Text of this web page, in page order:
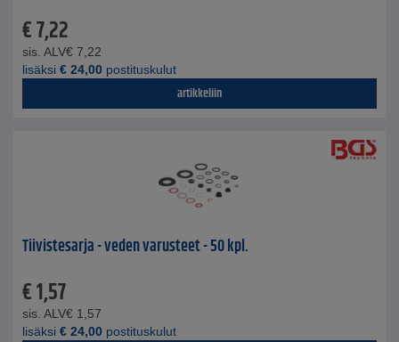
€7,22
sis. ALV€ 7,22
lisäksi € 24,00 postituskulut
artikkeliin
Tiivistesarja - veden varusteet - 50 kpl.
€1,57
sis. ALV€ 1,57
lisäksi € 24,00 postituskulut